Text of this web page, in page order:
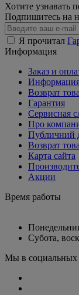
Хотите узнавать
Подпишитесь на
Я прочитал
Информация
Заказ и
Информация
Возврат
Гарантия
Сервисная
Про
Публичний
Возврат
Карта сайта
Акции
Время работы
Субота,
Мы в социальных